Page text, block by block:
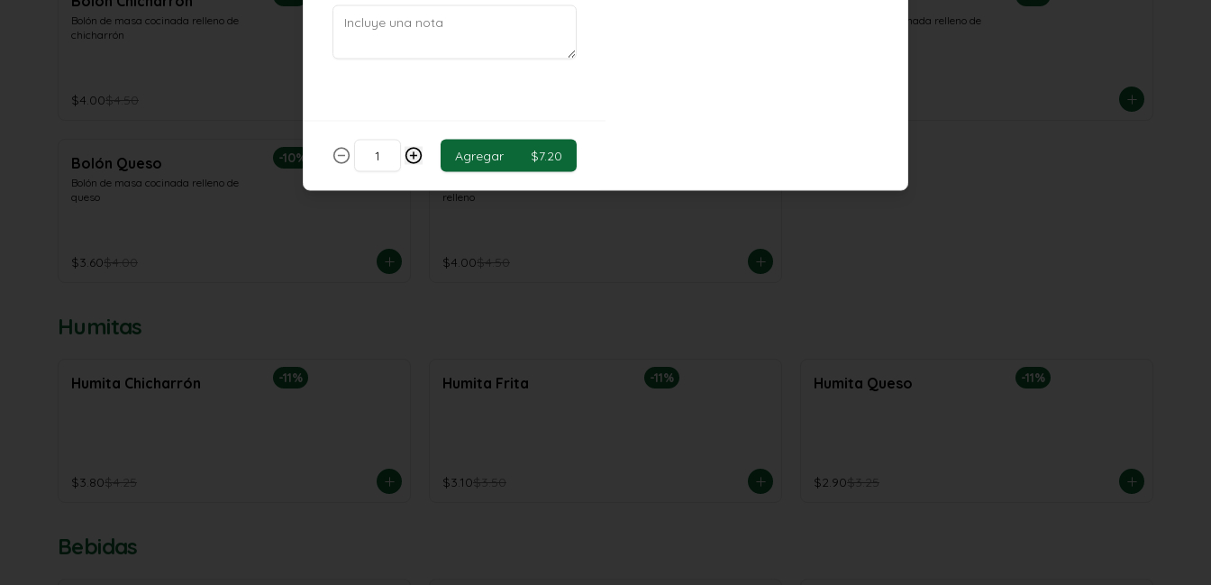
Bolón de masa cocinada relleno de
chicharrón
$4.00$4.50
Bolón de masa cocinada relleno de
-10%
Bolón Queso
Bolón de masa cocinada relleno de
queso
$3.60$4.00
Bolón maduro
relleno
$4.00$4.50
Humitas
-11%
Humita Chicharrón
$3.80$4.25
-11%
Humita Frita
$3.10$3.50
-11%
Humita Queso
$2.90$3.25
Bebidas
Agregar $7.20